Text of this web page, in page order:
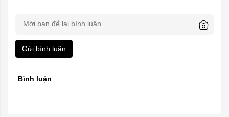
Gửi bình luận
Bình luận